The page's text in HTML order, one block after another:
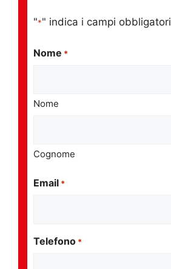
"*" indica i campi obbligatori
Nome *
Nome
Cognome
Email *
Telefono *